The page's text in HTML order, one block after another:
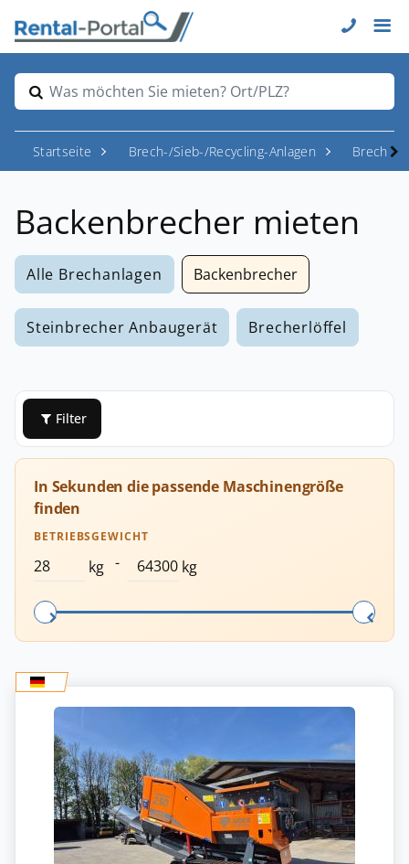
Was möchten Sie mieten? Ort/PLZ?
Startseite Brech-/Sieb-/Recycling-Anlagen Brecher
Backenbrecher mieten
Alle Brechanlagen Backenbrecher
Steinbrecher Anbaugerät Brecherlöffel
Filter
In Sekunden die passende Maschinengröße
finden
BETRIEBSGEWICHT
kg - kg